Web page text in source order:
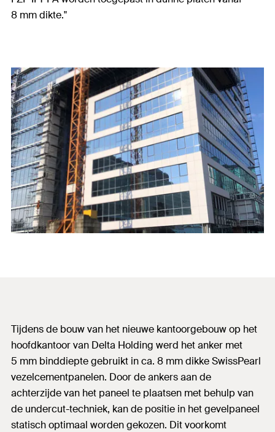
8 mm dikte."
Tijdens de bouw van het nieuwe kantoorgebouw op het
hoofdkantoor van Delta Holding werd het anker met
5 mm binddiepte gebruikt in ca. 8 mm dikke SwissPearl
vezelcementpanelen. Door de ankers aan de
achterzijde van het paneel te plaatsen met behulp van
de undercut-techniek, kan de positie in het gevelpaneel
statisch optimaal worden gekozen. Dit voorkomt